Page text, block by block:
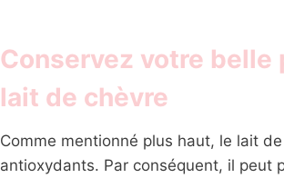
Conservez votre belle
lait de chèvre
Comme mentionné plus haut, le lait
antioxydants. Par conséquent, il peut